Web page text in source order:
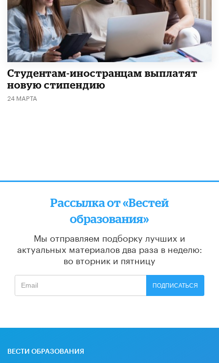
Студентам-иностранцам выплатят
новую стипендию
24 МАРТА
Рассылка от «Вестей
образования»
Мы отправляем подборку лучших и
актуальных материалов два раза в неделю:
во вторник и пятницу
ПОДПИСАТЬСЯ
ВЕСТИ ОБРАЗОВАНИЯ